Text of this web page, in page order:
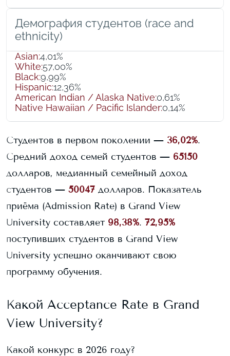
Демография студентов (race and
ethnicity)
Asian:4,01%
White:57,00%
Black:9,99%
Hispanic:12,36%
American Indian / Alaska Native:0,61%
Native Hawaiian / Pacific Islander:0,14%
Студентов в первом поколении — 36,02%.
Средний доход семей студентов — 65150
долларов, медианный семейный доход
студентов — 50047 долларов. Показатель
приёма (Admission Rate) в Grand View
University составляет 98,38%. 72,95%
поступивших студентов в Grand View
University успешно оканчивают свою
программу обучения.
Какой Acceptance Rate в Grand
View University?
Какой конкурс в 2026 году?